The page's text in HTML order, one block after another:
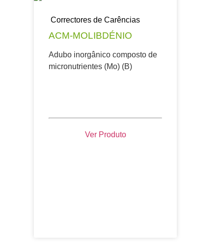
Correctores de Carências
ACM-MOLIBDÉNIO
Adubo inorgânico composto de
micronutrientes (Mo) (B)
Ver Produto